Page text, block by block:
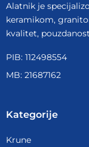
Alatnik je
keramikom,
kvalitet,
PIB: 112498554
MB: 21687162
Kategorije
Krune